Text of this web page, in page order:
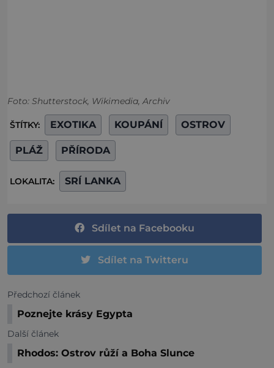
Foto: Shutterstock, Wikimedia, Archiv
ŠTÍTKY: EXOTIKA KOUPÁNÍ OSTROV
PLÁŽ PŘÍRODA
LOKALITA: SRÍ LANKA
Sdílet na Facebooku
Sdílet na Twitteru
Předchozí článek
Poznejte krásy Egypta
Další článek
Rhodos: Ostrov růží a Boha Slunce